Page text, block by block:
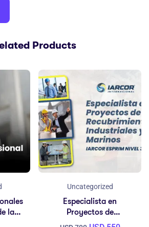
Products
la
Uncategorized
Especialista en
Proyectos de
Recubrimientos